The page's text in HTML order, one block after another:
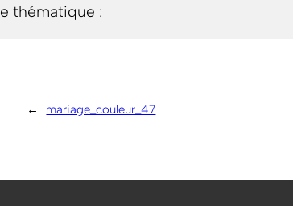
thématique :
← mariage_couleur_47